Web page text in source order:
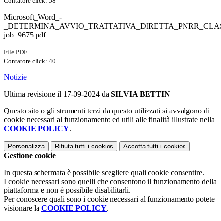
Microsoft_Word_-
job_9675.pdf
File PDF
Contatore click: 40
Notizie
Ultima revisione il 17-09-2024 da SILVIA BETTIN
Questo sito o gli strumenti terzi da questo utilizzati si avvalgono di
cookie necessari al funzionamento ed utili alle finalità illustrate nella
COOKIE POLICY.
Personalizza Rifiuta tutti i cookies Accetta tutti i cookies
Gestione cookie
In questa schermata è possibile scegliere quali cookie consentire.
I cookie necessari sono quelli che consentono il funzionamento della
piattaforma e non è possibile disabilitarli.
Per conoscere quali sono i cookie necessari al funzionamento potete
visionare la COOKIE POLICY.